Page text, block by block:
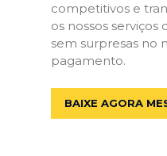
competitivos e
os nossos
sem surpresas no
pagamento.
BAIXE AGORA